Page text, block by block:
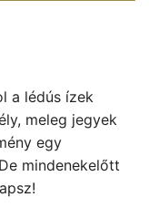
a lédús ízek
meleg jegyek
egy
mindenekelőtt